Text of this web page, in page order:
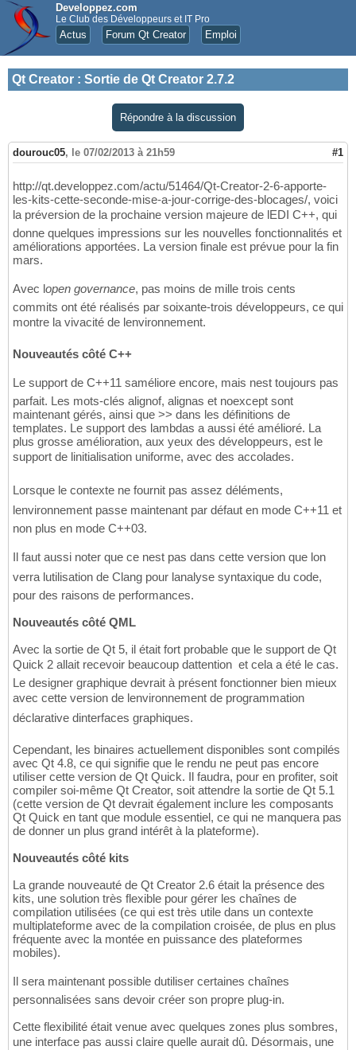
Developpez.com
Le Club des Développeurs et IT Pro
Actus Forum Qt Creator Emploi
Qt Creator : Sortie de Qt Creator 2.7.2
Répondre à la discussion
dourouc05, le 07/02/2013 à 21h59 #1
http://qt.developpez.com/actu/51464/Qt-Creator-2-6-apporte-
les-kits-cette-seconde-mise-a-jour-corrige-des-blocages/, voici
la préversion de la prochaine version majeure de lEDI C++, qui
donne quelques impressions sur les nouvelles fonctionnalités et
améliorations apportées. La version finale est prévue pour la fin
mars.
Avec lopen governance, pas moins de mille trois cents
commits ont été réalisés par soixante-trois développeurs, ce qui
montre la vivacité de lenvironnement.
Nouveautés côté C++
Le support de C++11 saméliore encore, mais nest toujours pas
parfait. Les mots-clés alignof, alignas et noexcept sont
maintenant gérés, ainsi que >> dans les définitions de
templates. Le support des lambdas a aussi été amélioré. La
plus grosse amélioration, aux yeux des développeurs, est le
support de linitialisation uniforme, avec des accolades.
Lorsque le contexte ne fournit pas assez déléments,
lenvironnement passe maintenant par défaut en mode C++11 et
non plus en mode C++03.
Il faut aussi noter que ce nest pas dans cette version que lon
verra lutilisation de Clang pour lanalyse syntaxique du code,
pour des raisons de performances.
Nouveautés côté QML
Avec la sortie de Qt 5, il était fort probable que le support de Qt
Quick 2 allait recevoir beaucoup dattention  et cela a été le cas.
Le designer graphique devrait à présent fonctionner bien mieux
avec cette version de lenvironnement de programmation
déclarative dinterfaces graphiques.
Cependant, les binaires actuellement disponibles sont compilés
avec Qt 4.8, ce qui signifie que le rendu ne peut pas encore
utiliser cette version de Qt Quick. Il faudra, pour en profiter, soit
compiler soi-même Qt Creator, soit attendre la sortie de Qt 5.1
(cette version de Qt devrait également inclure les composants
Qt Quick en tant que module essentiel, ce qui ne manquera pas
de donner un plus grand intérêt à la plateforme).
Nouveautés côté kits
La grande nouveauté de Qt Creator 2.6 était la présence des
kits, une solution très flexible pour gérer les chaînes de
compilation utilisées (ce qui est très utile dans un contexte
multiplateforme avec de la compilation croisée, de plus en plus
fréquente avec la montée en puissance des plateformes
mobiles).
Il sera maintenant possible dutiliser certaines chaînes
personnalisées sans devoir créer son propre plug-in.
Cette flexibilité était venue avec quelques zones plus sombres,
une interface pas aussi claire quelle aurait dû. Désormais, une